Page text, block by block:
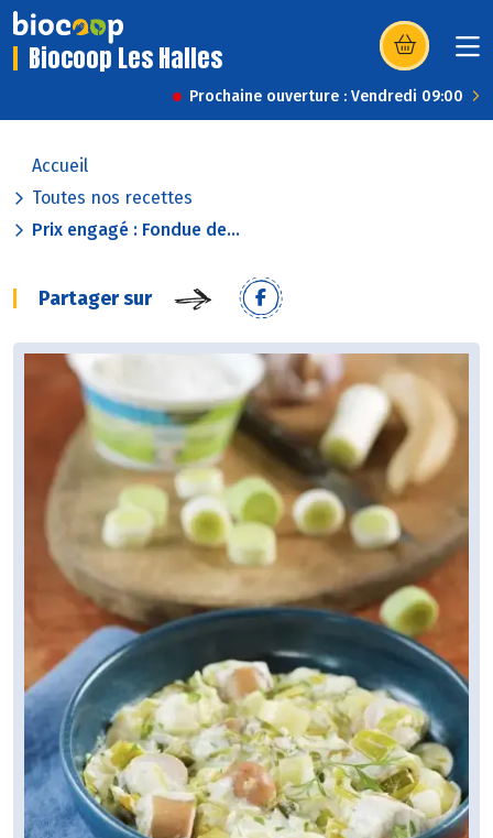
Biocoop Les Halles (s’ouvre dans
Prochaine ouverture : Vendredi 09:00
Accueil
Toutes nos recettes
Prix engagé : Fondue de...
Partager sur